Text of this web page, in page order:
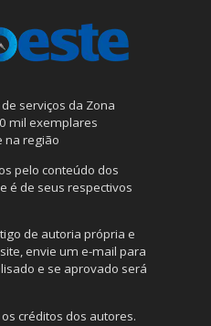
serviços da Zona
mil exemplares
na região
pelo conteúdo dos
é de seus respectivos
de autoria própria e
envie um e-mail para
e se aprovado será
créditos dos autores.